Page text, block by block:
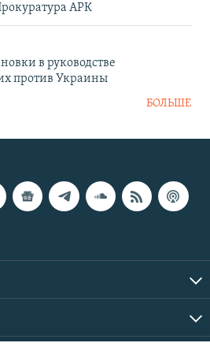
АРК
в руководстве
против Украины
БОЛЬШЕ